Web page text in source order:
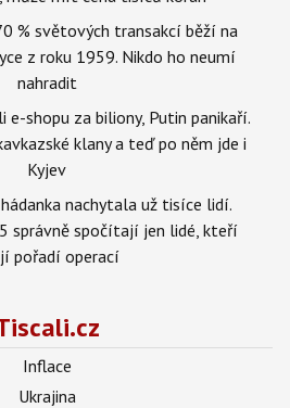
% světových transakcí běží na
z roku 1959. Nikdo ho neumí
nahradit
shopu za biliony, Putin panikaří.
klany a teď po něm jde i
Kyjev
nachytala už tisíce lidí.
správně spočítají jen lidé, kteří
pořadí operací
Inflace
Ukrajina